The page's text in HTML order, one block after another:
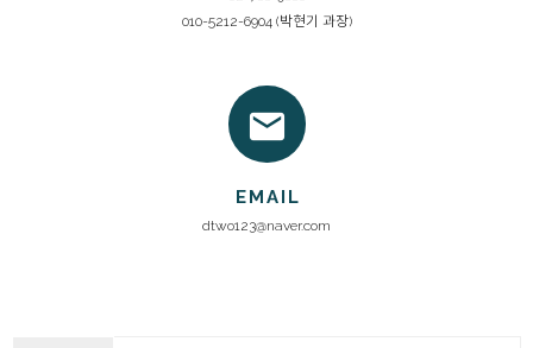
010-5212-6904 (박현기 과장)
mail
EMAIL
dtwo123@naver.com